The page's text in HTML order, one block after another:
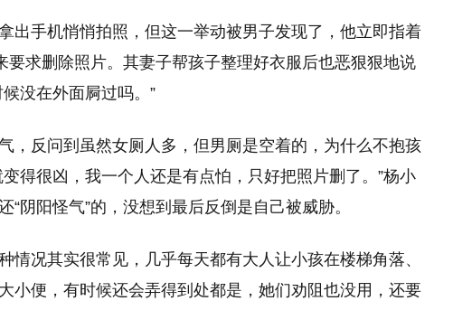
出手机悄悄拍照，但这一举动被男子发现了，他立即指着
要求删除照片。其妻子帮孩子整理好衣服后也恶狠狠地说
没在外面屙过吗。”
，反问到虽然女厕人多，但男厕是空着的，为什么不抱孩
得很凶，我一个人还是有点怕，只好把照片删了。”杨小
阴阳怪气”的，没想到最后反倒是自己被威胁。
情况其实很常见，几乎每天都有大人让小孩在楼梯角落、
小便，有时候还会弄得到处都是，她们劝阻也没用，还要